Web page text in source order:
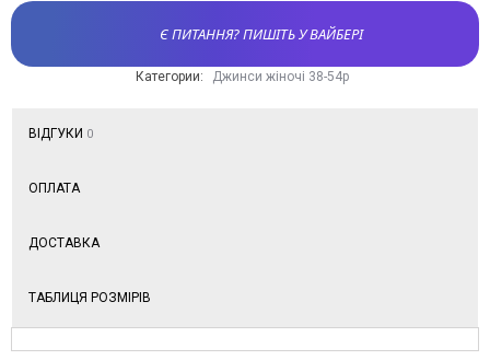
Є ПИТАННЯ? ПИШІТЬ У ВАЙБЕРІ
Категории: Джинси жіночі 38-54р
ВІДГУКИ 0
ОПЛАТА
ДОСТАВКА
ТАБЛИЦЯ РОЗМІРІВ